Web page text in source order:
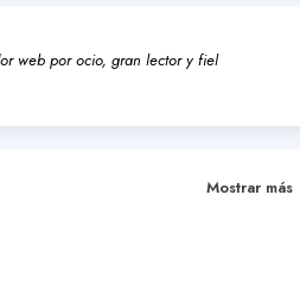
web por ocio, gran lector y fiel
Mostrar más